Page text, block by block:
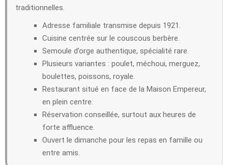
traditionnelles.
Adresse familiale transmise depuis 1921.
Cuisine centrée sur le couscous berbère.
Semoule d’orge authentique, spécialité rare.
Plusieurs variantes : poulet, méchoui, merguez,
boulettes, poissons, royale.
Restaurant situé en face de la Maison Empereur,
en plein centre.
Réservation conseillée, surtout aux heures de
forte affluence.
Ouvert le dimanche pour les repas en famille ou
entre amis.